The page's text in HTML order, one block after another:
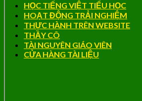
HỌC TIẾNG VIỆT TIỂU HỌC
HOẠT ĐỘNG TRẢI NGHIỆM
THỰC HÀNH TRÊN WEBSITE
THẦY CÔ
TÀI NGUYÊN GIÁO VIÊN
CỬA HÀNG TÀI LIỆU